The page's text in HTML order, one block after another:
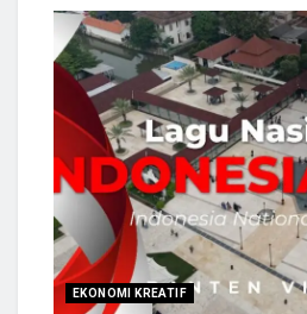
EKONOMI KREATIF